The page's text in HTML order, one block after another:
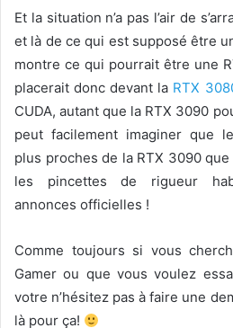
Et la situation n’a pas l’air de
et là de ce qui est supposé être
montre ce qui pourrait être une
placerait donc devant la RTX
CUDA, autant que la RTX 3090
peut facilement imaginer que
plus proches de la RTX 3090
les pincettes de rigueur
annonces officielles !
Comme toujours si vous
Gamer ou que vous voulez
votre n’hésitez pas à faire une
là pour ça!